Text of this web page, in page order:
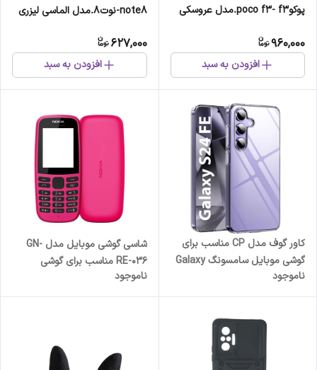
پوکوpoco f3- f3.مدل عروسکی
960,000
افزودن به سبد
note8-نوت8.مدل الماسی لیزری
627,000
افزودن به سبد
کاور گوف مدل CP مناسب برای
گوشی موبایل سامسونگ Galaxy
S24 FE
ناموجود
شاسی گوشی موبایل مدل GN-
RE-036 مناسب برای گوشی
موبایل نوکیا 2019 105
ناموجود